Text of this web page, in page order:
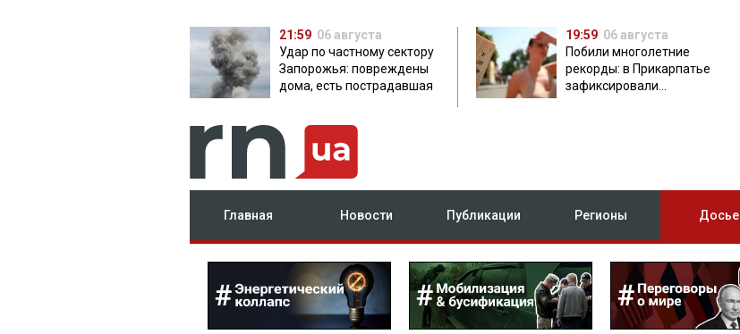
21:59 06 августа
Удар по частному сектору
Запорожья: повреждены
дома, есть пострадавшая
19:59 06 августа
Побили многолетние
рекорды: в Прикарпатье
зафиксировали
Главная Новости Публикации Регионы Досье